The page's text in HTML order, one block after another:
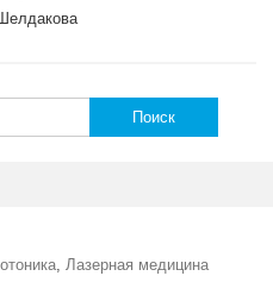
, Лазерная медицина